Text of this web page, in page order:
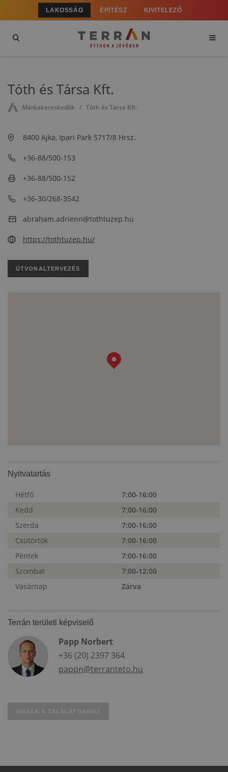
LAKOSSÁG ÉPÍTÉSZ KIVITELEZŐ
Tóth és Társa Kft.
Márkakereskedők Tóth és Társa Kft.
8400 Ajka, Ipari Park 5717/8 Hrsz.
+36-88/500-153
+36-88/500-152
+36-30/268-3542
abraham.adrienn@tothtuzep.hu
https://tothtuzep.hu/
ÚTVONALTERVEZÉS
Nyitvatartás
Hétfő
7:00-16:00
Kedd
7:00-16:00
Szerda
7:00-16:00
Csütörtök
7:00-16:00
Péntek
7:00-16:00
Szombat
7:00-12:00
Vasárnap
Zárva
Terrán területi képviselő
Papp Norbert
+36 (20) 2397 364
pappn@terranteto.hu
VISSZA A TALÁLATOKHOZ